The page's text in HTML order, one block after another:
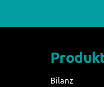
Bilanz